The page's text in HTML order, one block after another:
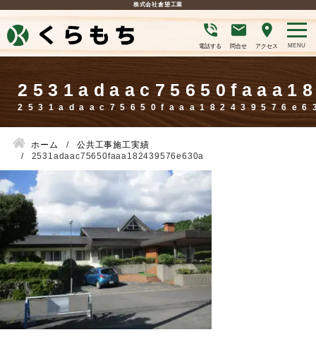
株式会社倉望工業
電話する 問合せ アクセス
ホーム
公共工事施工実績
2531adaac75650faaa182439576e630a